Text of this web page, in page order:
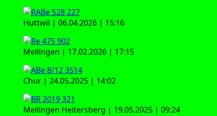
Huttwil | 06.04.2026 | 15:16
Mellingen | 17.02.2026 | 17:15
Chur | 24.05.2025 | 14:02
Mellingen Heitersberg | 19.05.2025 | 09:24